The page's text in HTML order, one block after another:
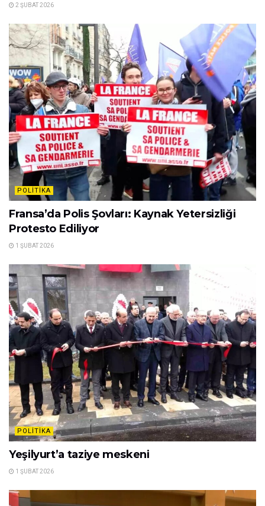
2 ŞUBAT 2026
POLITIKA
Fransa’da Polis Şovları: Kaynak Yetersizliği
Protesto Ediliyor
1 ŞUBAT 2026
POLITIKA
Yeşilyurt’a taziye meskeni
1 ŞUBAT 2026